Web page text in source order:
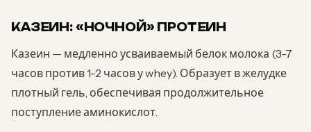
КАЗЕИН: «НОЧНОЙ» ПРОТЕИН
Казеин — медленно усваиваемый белок молока (3-7
часов против 1-2 часов у whey). Образует в желудке
плотный гель, обеспечивая продолжительное
поступление аминокислот.